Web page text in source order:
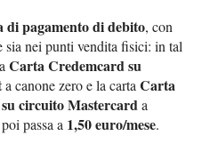
di pagamento di debito, con
nei punti vendita fisici: in tal
Carta Credemcard su
a canone zero e la cartaCarta
circuito Mastercarda
passa a 1,50 euro/mese.